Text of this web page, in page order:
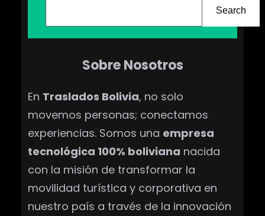
Search
Sobre Nosotros
En Traslados Bolivia, no solo
movemos personas; conectamos
experiencias. Somos una empresa
tecnológica 100% boliviana nacida
con la misión de transformar la
movilidad turística y corporativa en
nuestro país a través de la innovación